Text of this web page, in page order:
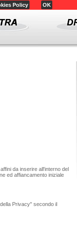
da inserire all'interno del
ed affiancamento iniziale
Privacy" secondo il
Policy OK